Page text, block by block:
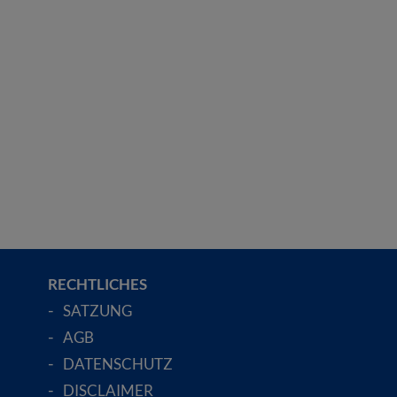
RECHTLICHES
SATZUNG
AGB
DATENSCHUTZ
DISCLAIMER